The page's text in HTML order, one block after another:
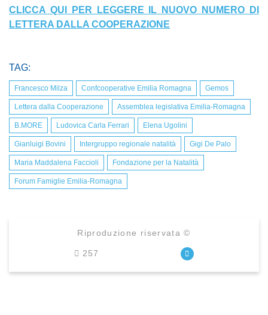
CLICCA QUI PER LEGGERE IL NUOVO NUMERO DI
LETTERA DALLA COOPERAZIONE
TAG:
Francesco Milza Confcooperative Emilia Romagna Gemos
Lettera dalla Cooperazione Assemblea legislativa Emilia-Romagna
B.MORE Ludovica Carla Ferrari Elena Ugolini
Gianluigi Bovini Intergruppo regionale natalità Gigi De Palo
Maria Maddalena Faccioli Fondazione per la Natalità
Forum Famiglie Emilia-Romagna
Riproduzione riservata ©
257